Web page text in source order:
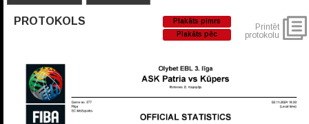
PROTOKOLS
Plakāts pimrs
Plakāts pēc
Printēt
protokolu